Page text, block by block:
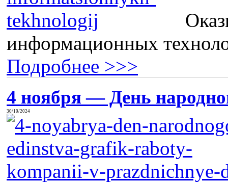
информационных
Подробнее >>>
4 ноября — День
30/10/2024